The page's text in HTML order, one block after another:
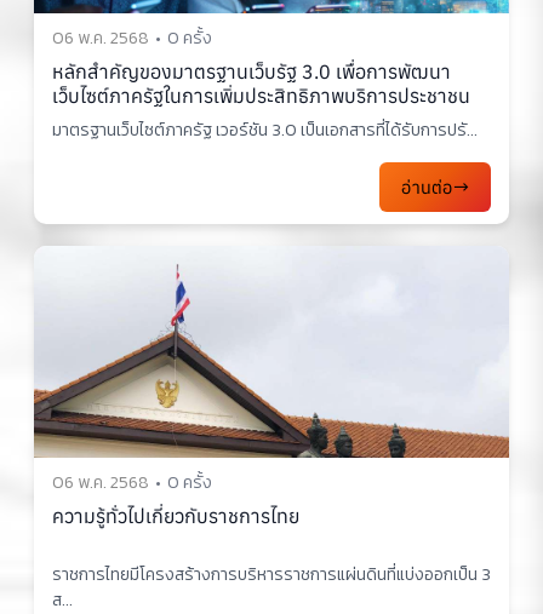
06 พ.ค. 2568 0 ครั้ง
หลักสำคัญของมาตรฐานเว็บรัฐ 3.0 เพื่อการพัฒนา
เว็บไซต์ภาครัฐในการเพิ่มประสิทธิภาพบริการประชาชน
มาตรฐานเว็บไซต์ภาครัฐ เวอร์ชัน 3.0 เป็นเอกสารที่ได้รับการปรั...
อ่านต่อ
06 พ.ค. 2568 0 ครั้ง
ความรู้ทั่วไปเกี่ยวกับราชการไทย
ราชการไทยมีโครงสร้างการบริหารราชการแผ่นดินที่แบ่งออกเป็น 3
ส...